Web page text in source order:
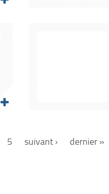
5 suivant › dernier »